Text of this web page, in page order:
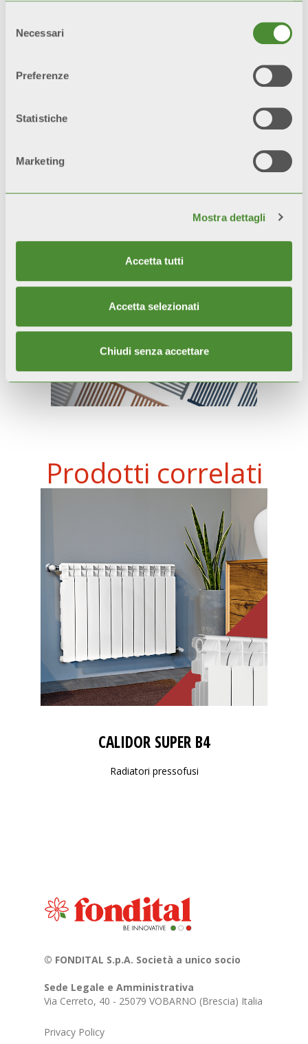
delNecessari
Preferenze
Statistiche
Marketing
Mostra dettagli
Accetta tutti
Accetta selezionati
Chiudi senza accettare
d’arte, secondo le vigenti norme e
riguardanti l’installazione, l’uso e la
Video
Prodotti correlati
CALIDOR SUPER B4
Radiatori pressofusi
© FONDITAL S.p.A. Società a unico socio
Sede Legale e Amministrativa
Via Cerreto, 40 - 25079 VOBARNO (Brescia) Italia
Privacy Policy